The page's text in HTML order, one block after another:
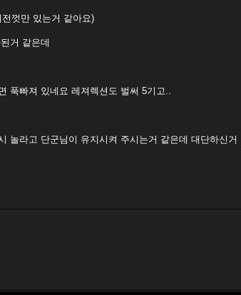
껏만 있는거 같아요)
거 같은데
푹빠져 있네요 레져렉션도 벌써 5기고..
놀라고 단군님이 유지시켜 주시는거 같은데 대단하신거